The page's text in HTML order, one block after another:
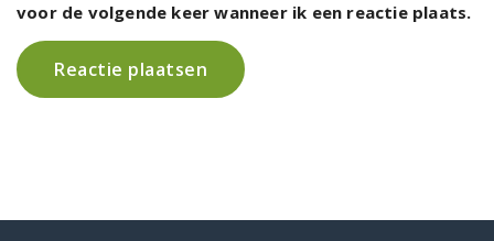
voor de volgende keer wanneer ik een reactie plaats.